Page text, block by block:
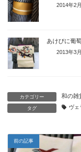
2014年2
あけびに葡
2013年3
カテゴリー 和の雑
タグ ヴェ
前の記事